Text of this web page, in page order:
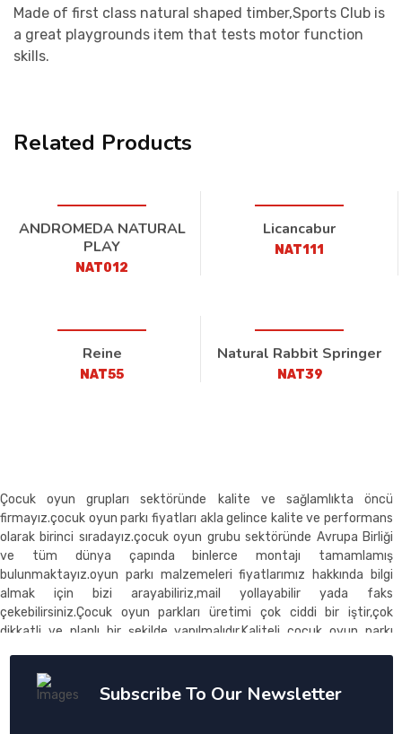
Made of first class natural shaped timber,Sports Club is
a great playgrounds item that tests motor function
skills.
Related Products
ANDROMEDA NATURAL
PLAY
NAT012
Licancabur
NAT111
Reine
NAT55
Natural Rabbit Springer
NAT39
Çocuk oyun grupları sektöründe kalite ve sağlamlıkta öncü
firmayız.çocuk oyun parkı fiyatları akla gelince kalite ve performans
olarak birinci sıradayız.çocuk oyun grubu sektöründe Avrupa Birliği
ve tüm dünya çapında binlerce montajı tamamlamış
bulunmaktayız.oyun parkı malzemeleri fiyatlarımız hakkında bilgi
almak için bizi arayabiliriz,mail yollayabilir yada faks
çekebilirsiniz.Çocuk oyun parkları üretimi çok ciddi bir iştir,çok
dikkatli ve planlı bir şekilde yapılmalıdır.Kaliteli çocuk oyun parkı
devam ettiremlidir.Çocuk oyun parkı fiyatı alırken kalite,uzun
ömürlülük ve firma backgrounduna dikkat edilmelidir.Çoçuk oyun
Subscribe To Our Newsletter